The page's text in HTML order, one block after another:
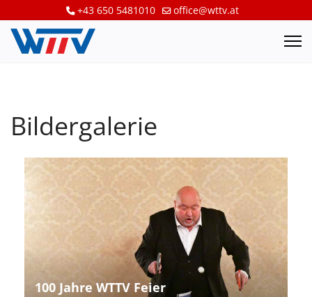
+43 650 5481010 office@wttv.at
Bildergalerie
100 Jahre WTTV Feier